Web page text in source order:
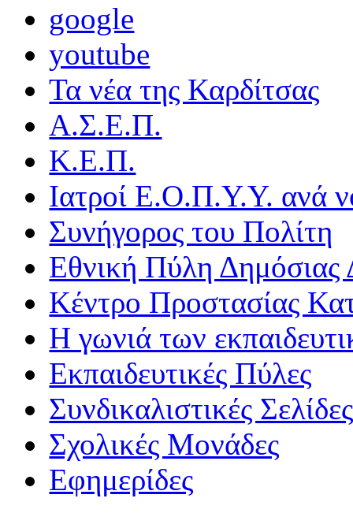
google
youtube
Τα νέα της Καρδίτσας
Α.Σ.Ε.Π.
Κ.Ε.Π.
Ιατροί Ε.Ο.Π.Υ.Υ. ανά
Συνήγορος του Πολίτη
Εθνική Πύλη Δημόσιας
Κέντρο Προστασίας
Η γωνιά των
Εκπαιδευτικές Πύλες
Συνδικαλιστικές Σελίδες
Σχολικές Μονάδες
Εφημερίδες